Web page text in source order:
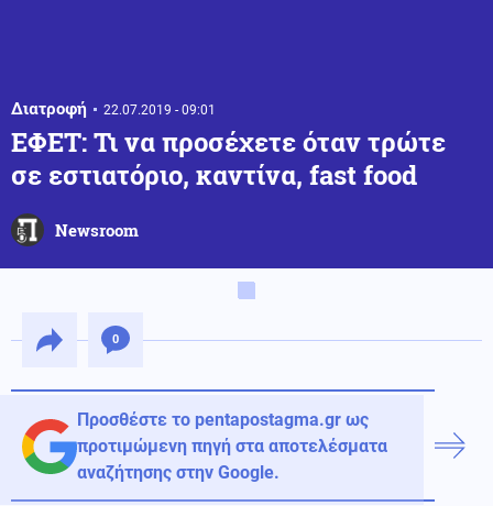
Διατροφή 22.07.2019 - 09:01
ΕΦΕΤ: Τι να προσέχετε όταν τρώτε
σε εστιατόριο, καντίνα, fast food
Newsroom
0
Προσθέστε το pentapostagma.gr ως
προτιμώμενη πηγή στα αποτελέσματα
αναζήτησης στην Google.